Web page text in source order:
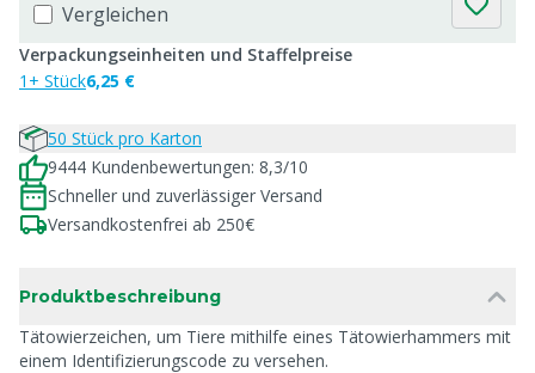
Vergleichen
Verpackungseinheiten und Staffelpreise
1+ Stück6,25 €
50 Stück pro Karton
9444 Kundenbewertungen: 8,3/10
Schneller und zuverlässiger Versand
Versandkostenfrei ab 250€
Produktbeschreibung
Tätowierzeichen, um Tiere mithilfe eines Tätowierhammers mit
einem Identifizierungscode zu versehen.